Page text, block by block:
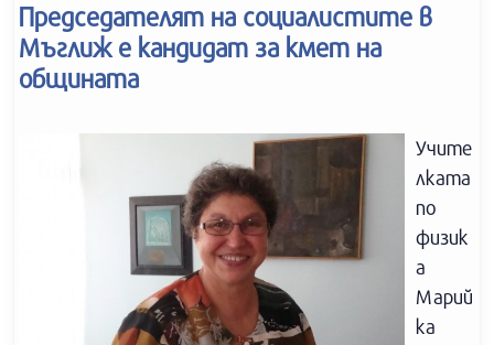
Председателят на социалистите в
Мъглиж е кандидат за кмет на
общината
Учите
лката
по
физик
а
Марий
ка